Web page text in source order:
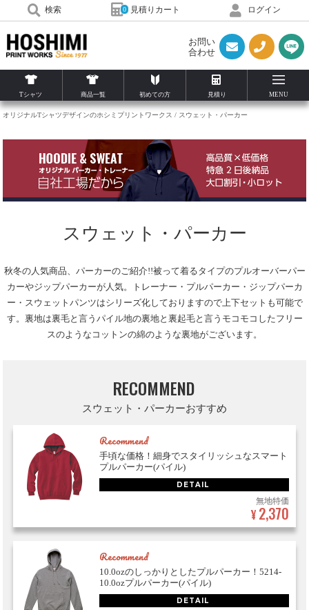
検索 0 見積りカート ログイン
お問い
合わせ
Tシャツ 商品一覧 初めての方 見積り MENU
オリジナルTシャツデザインのホシミプリントワークス スウェット・パーカー
スウェット・パーカー
秋冬の人気商品、パーカーのご紹介!!被って着るタイプのプルオーバーパー
カーやジップパーカーが人気。トレーナー・プルパーカー・ジップパーカ
ー・スウェットパンツはシリーズ化しておりますので上下セットも可能で
す。裏地は裏毛と言うパイル地の裏地と裏起毛と言うモコモコしたフリー
スのようなコットンの綿のような裏地がございます。
RECOMMEND
スウェット・パーカーおすすめ
Recommend
手頃な価格！細身でスタイリッシュなスマート
プルパーカー(パイル)
DETAIL
無地特価
¥ 2,370
Recommend
10.0ozのしっかりとしたプルパーカー！5214-
10.0ozプルパーカー(パイル)
DETAIL